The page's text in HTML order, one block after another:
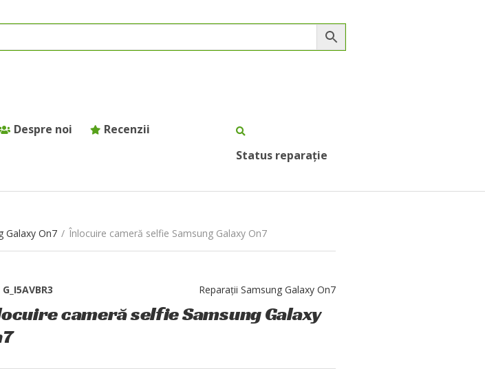
Despre noi Recenzii
Status reparație
Galaxy On7 / Înlocuire cameră selfie Samsung Galaxy On7
G_I5AVBR3 Reparații Samsung Galaxy On7
cameră selfie Samsung Galaxy